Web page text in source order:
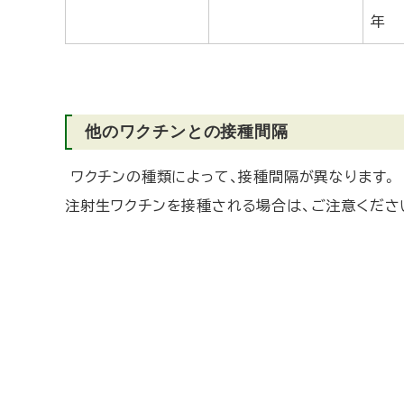
年
他のワクチンとの接種間隔
ワクチンの種類によって、接種間隔が異なります。
注射生ワクチンを接種される場合は、ご注意くださ